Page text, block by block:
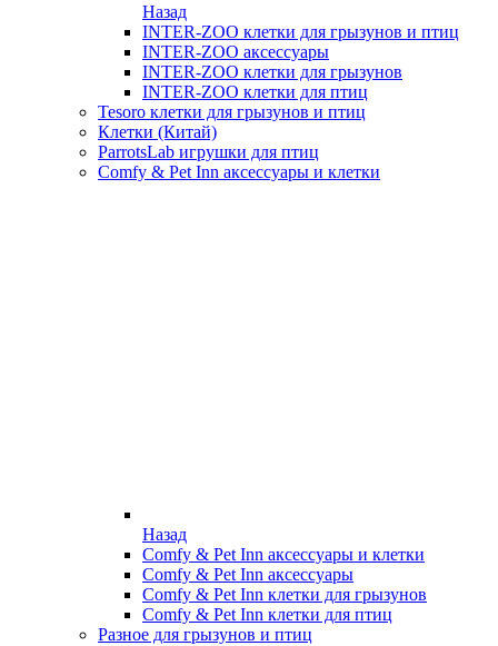
Назад
INTER-ZOO клетки для грызунов и птиц
INTER-ZOO аксессуары
INTER-ZOO клетки для грызунов
INTER-ZOO клетки для птиц
Tesoro клетки для грызунов и птиц
Клетки (Китай)
ParrotsLab игрушки для птиц
Comfy & Pet Inn аксессуары и клетки
Назад
Comfy & Pet Inn аксессуары и клетки
Comfy & Pet Inn аксессуары
Comfy & Pet Inn клетки для грызунов
Comfy & Pet Inn клетки для птиц
Разное для грызунов и птиц